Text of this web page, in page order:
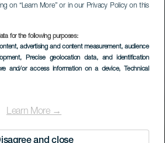
on “Learn More” or in our Privacy Policy on this
for the following purposes:
advertising and content measurement, audience
, Precise geolocation data, and identification
and/or access information on a device, Technical
Learn More →
Roque